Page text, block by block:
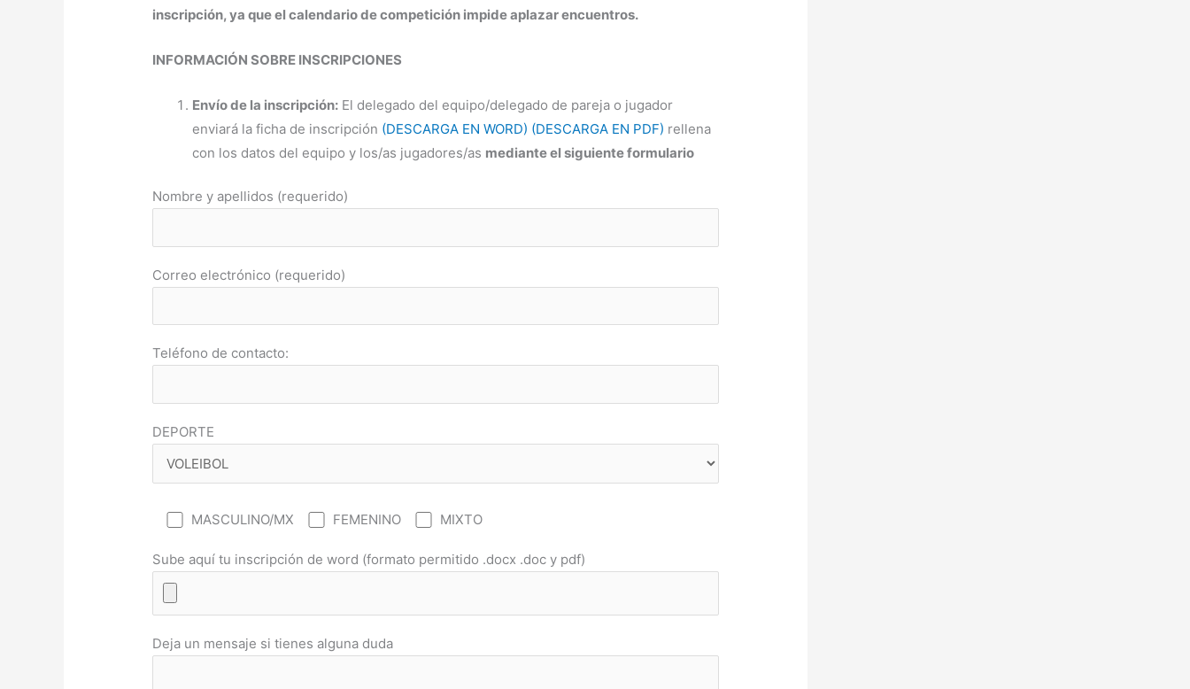
inscripción, ya que el calendario de competición impide aplazar encuentros.
INFORMACIÓN SOBRE INSCRIPCIONES
Envío de la inscripción: El delegado del equipo/delegado de pareja o jugador
enviará la ficha de inscripción (DESCARGA EN WORD) (DESCARGA EN PDF) rellena
con los datos del equipo y los/as jugadores/as mediante el siguiente formulario
Nombre y apellidos (requerido)
Correo electrónico (requerido)
Teléfono de contacto:
DEPORTE
MASCULINO/MX FEMENINO MIXTO
Sube aquí tu inscripción de word (formato permitido .docx .doc y pdf)
Deja un mensaje si tienes alguna duda